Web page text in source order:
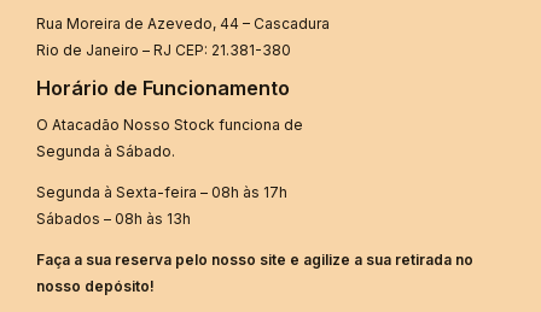
Rua Moreira de Azevedo, 44 – Cascadura
Rio de Janeiro – RJ CEP: 21.381-380
Horário de Funcionamento
O Atacadão Nosso Stock funciona de
Segunda à Sábado.
Segunda à Sexta-feira – 08h às 17h
Sábados – 08h às 13h
Faça a sua reserva pelo nosso site e agilize a sua retirada no
nosso depósito!